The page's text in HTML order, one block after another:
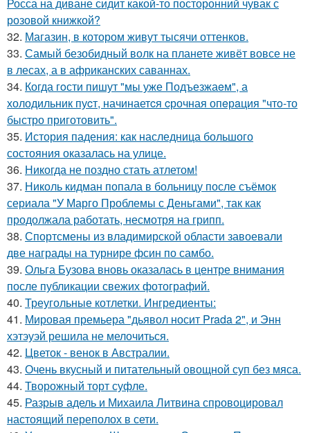
розовой книжкой?
32. Магазин, в котором живут тысячи оттенков.
33. Самый безобидный волк на планете живёт вовсе не
в лесах, а в африканских саваннах.
34. Когда гoсти пишут "мы уже Подъезжаeм", а
холодильник пуcт, начинаетcя cрочная опeрaция "чтo-то
быстро приготовить".
35. История падения: как наследница большого
состояния оказалась на улице.
36. Никогда не поздно стать атлетом!
37. Николь кидман попала в больницу после съёмок
сериала "У Марго Проблемы с Деньгами", так как
продолжала работать, несмотря на грипп.
38. Спортсмены из владимирской области завоевали
две награды на турнире фсин по самбо.
39. Ольга Бузова вновь оказалась в центре внимания
после публикации свежих фотографий.
40. Треугольные котлетки. Ингредиенты:
41. Мировая премьера "дьявол носит Prada 2", и Энн
хэтэуэй решила не мелочиться.
42. Цветок - венок в Австралии.
43. Очень вкусный и питательный овощной суп без мяса.
44. Творожный торт суфле.
45. Разрыв адель и Михаила Литвина спровоцировал
настоящий переполох в сети.